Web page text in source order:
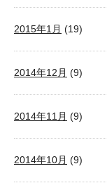
2015年1月 (19)
2014年12月 (9)
2014年11月 (9)
2014年10月 (9)